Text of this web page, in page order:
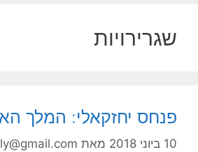
שגרירויות
פנחס יחזקאלי: המלך
10 ביוני 2018 מאת